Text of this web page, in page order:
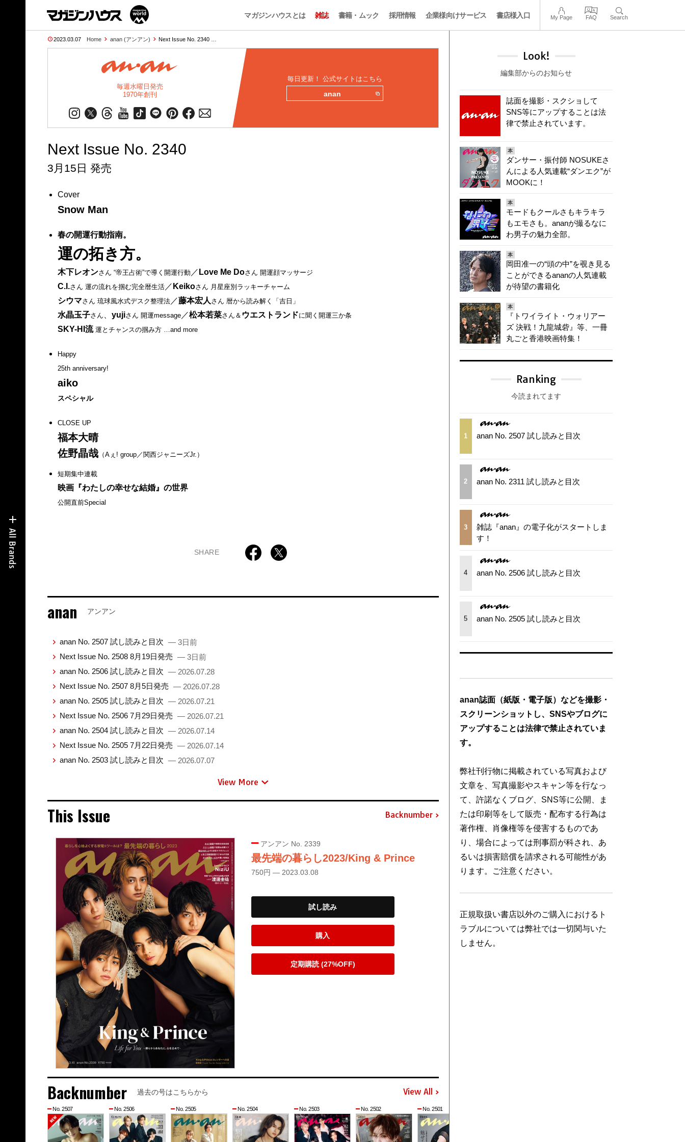
マガジンハウスとは 雑誌 書籍・ムック 採用情報 企業様向けサービス 書店様入口 My Page FAQ Search
2023.03.07 Home anan (アンアン) Next Issue No. 2340 …
毎週水曜日発売
1970年創刊
毎日更新！ 公式サイトはこちら
anan
Next Issue No. 2340
3月15日 発売
Cover
Snow Man
春の開運行動指南。
運の拓き方。
木下レオンさん “帝王占術”で導く開運行動／ Love Me Doさん 開運顔マッサージ
C.I.さん 運の流れを掴む完全暦生活／ Keikoさん 月星座別ラッキーチャーム
シウマさん 琉球風水式デスク整理法／藤本宏人 さん 暦から読み解く「吉日」
水晶玉子さん yujiさん 開運message／松本若菜さん＆ ウエストランドに聞く開運三か条
SKY-HI流 運とチャンスの掴み方 …and more
Happy
25th anniversary!
aiko
スペシャル
CLOSE UP
福本大晴
佐野晶哉（Aぇ! group／関西ジャニーズJr.）
短期集中連載
映画『わたしの幸せな結婚』の世界
公開直前Special
SHARE
anan アンアン
anan No. 2507 試し読みと目次 — 3日前
Next Issue No. 2508 8月19日発売 — 3日前
anan No. 2506 試し読みと目次 — 2026.07.28
Next Issue No. 2507 8月5日発売 — 2026.07.28
anan No. 2505 試し読みと目次 — 2026.07.21
Next Issue No. 2506 7月29日発売 — 2026.07.21
anan No. 2504 試し読みと目次 — 2026.07.14
Next Issue No. 2505 7月22日発売 — 2026.07.14
anan No. 2503 試し読みと目次 — 2026.07.07
View More
This Issue Backnumber
アンアン No. 2339
最先端の暮らし2023/King & Prince
750円 — 2023.03.08
試し読み
購入
定期購読 (27%OFF)
Backnumber 過去の号はこちらから View All
No. 2507 No. 2506 No. 2505 No. 2504 No. 2503 No. 2502 No. 2501
Look!
編集部からのお知らせ
誌面を撮影・スクショして
SNS等にアップすることは法
律で禁止されています。
本
ダンサー・振付師 NOSUKEさ
んによる人気連載“ダンエク”が
MOOKに！
本
モードもクールさもキラキラ
もエモさも。ananが撮るなに
わ男子の魅力全部。
本
岡田准一の“頭の中”を覗き見る
ことができるananの人気連載
が待望の書籍化
本
『トワイライト・ウォリアー
ズ 決戦！九龍城砦』等、一冊
丸ごと香港映画特集！
Ranking
今読まれてます
1 anan No. 2507 試し読みと目次
2 anan No. 2311 試し読みと目次
3
雑誌『anan』の電子化がスタートしま
す！
4 anan No. 2506 試し読みと目次
5 anan No. 2505 試し読みと目次
anan誌面（紙版・電子版）などを撮影・
スクリーンショットし、SNSやブログに
アップすることは法律で禁止されていま
す。
弊社刊行物に掲載されている写真および
文章を、写真撮影やスキャン等を行なっ
て、許諾なくブログ、SNS等に公開、ま
たは印刷等をして販売・配布する行為は
著作権、肖像権等を侵害するものであ
り、場合によっては刑事罰が科され、あ
るいは損害賠償を請求される可能性があ
ります。ご注意ください。
正規取扱い書店以外のご購入におけるト
ラブルについては弊社では一切関与いた
しません。